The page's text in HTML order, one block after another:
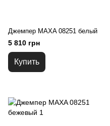
Джемпер MAXA 08251 белый
5 810 грн
Купить